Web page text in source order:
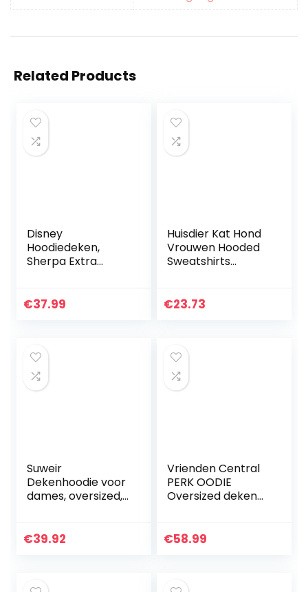
Related Products
Disney
Hoodiedeken,
Sherpa Extra
Eeyore Stitch
€37.99
Huisdier Kat Hond
Vrouwen Hooded
Sweatshirts
Pouch Hoodies
€23.73
Suweir
Dekenhoodie voor
dames, oversized,
zachte trui, deken,
€39.92
Vrienden Central
PERK OODIE
Oversized deken
Een maat
€58.99